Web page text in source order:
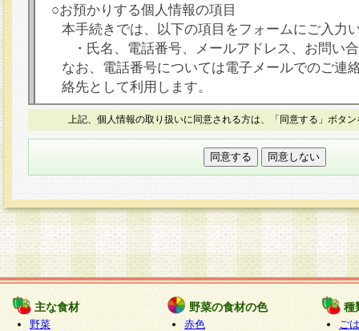
○お預かりする個人情報の項目
本手続きでは、以下の項目をフォームにご入力
・氏名、電話番号、メールアドレス、お問い
なお、電話番号については電子メールでのご連
絡先として利用します。
○本人が容易に認識できない方法による個人情報
本フォームでは、セッション管理のためCookie
○個人情報の第三者提供について
力いただく個人情報は第三者に提供しません。
○個人情報の委託について
個人情報の取り扱いを外部に委託する場合は、
情報管理基準を満たす企業を選定して委託を行
が行われるよう監督します。
○開示対象個人情報の開示等および問い合わせ窓口
上記、個人情報の取り扱いに同意される方は、「同意する」ボタ
主な食材
野菜
野菜の食材の色
赤色
種
ご